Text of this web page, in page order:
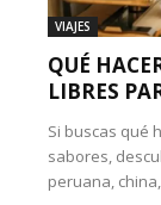
VIAJES
QUÉ
LIBRES
Si buscas qué
sabores,
peruana,